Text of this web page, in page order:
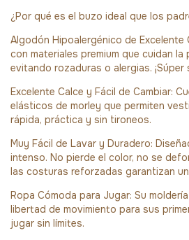
¿Por qué es el buzo ideal que los
Algodón Hipoalergénico de Excelente
con materiales premium que cuidan
evitando rozaduras o alergias.
Excelente Calce y Fácil de Cambiar:
elásticos de morley que permiten
rápida, práctica y sin tironeos.
Muy Fácil de Lavar y Duradero:
intenso. No pierde el color, no se
las costuras reforzadas garantizan
Ropa Cómoda para Jugar: Su
libertad de movimiento para sus
jugar sin límites.